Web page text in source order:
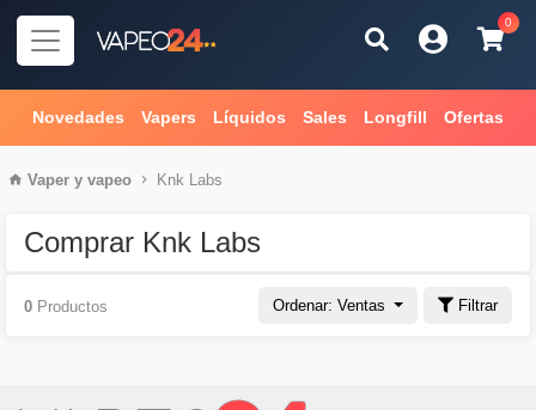
0
Novedades Vapers Líquidos Sales Longfill Ofertas
Vaper y vapeo Knk Labs
Comprar Knk Labs
Ordenar: Ventas Filtrar
0 Productos